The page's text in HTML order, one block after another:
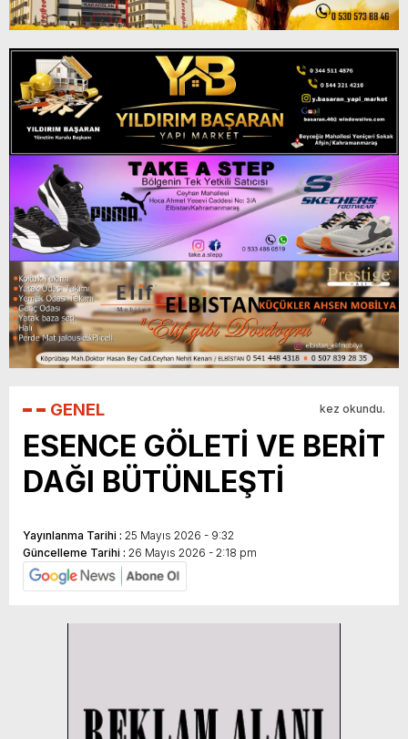
GENEL kez okundu.
ESENCE GÖLETİ VE BERİT
DAĞI BÜTÜNLEŞTİ
Yayınlanma Tarihi : 25 Mayıs 2026 - 9:32
Güncelleme Tarihi : 26 Mayıs 2026 - 2:18 pm